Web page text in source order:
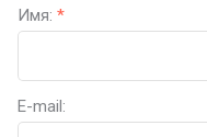
Имя: *
E-mail: